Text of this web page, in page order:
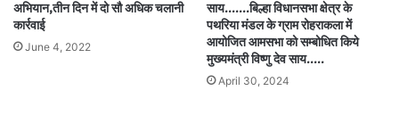
अभियान,तीन दिन में दो सौ अधिक चलानी
कार्रवाई
June 4, 2022
साय…….बिल्हा विधानसभा क्षेत्र के
पथरिया मंडल के ग्राम रोहराकला में
आयोजित आमसभा को सम्बोधित किये
मुख्यमंत्री विष्णु देव साय…..
April 30, 2024